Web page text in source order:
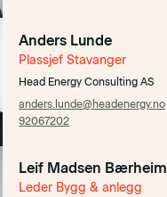
Anders Lunde
Plassjef Stavanger
Head Energy Consulting AS
anders.lunde@headenergy.no
92067202
Leif Madsen Bærheim
Leder Bygg & anlegg